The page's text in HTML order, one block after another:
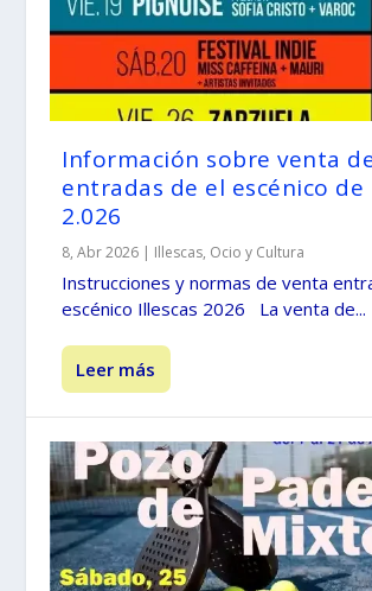
Información sobre venta
entradas de el escénico de
2.026
8, Abr 2026 | Illescas, Ocio y Cultura
Instrucciones y normas de venta
escénico Illescas 2026 La venta de...
Leer más